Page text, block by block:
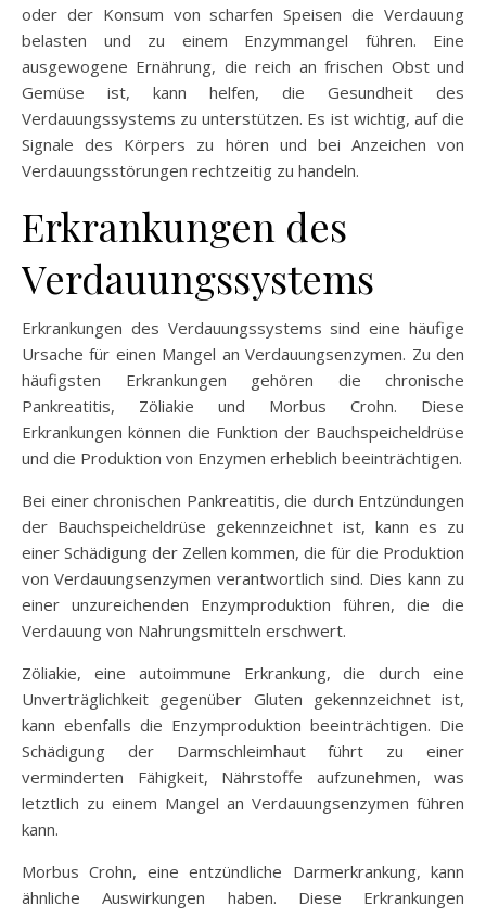
oder der Konsum von scharfen Speisen die Verdauung
belasten und zu einem Enzymmangel führen. Eine
ausgewogene Ernährung, die reich an frischen Obst und
Gemüse ist, kann helfen, die Gesundheit des
Verdauungssystems zu unterstützen. Es ist wichtig, auf die
Signale des Körpers zu hören und bei Anzeichen von
Verdauungsstörungen rechtzeitig zu handeln.
Erkrankungen des
Verdauungssystems
Erkrankungen des Verdauungssystems sind eine häufige
Ursache für einen Mangel an Verdauungsenzymen. Zu den
häufigsten Erkrankungen gehören die chronische
Pankreatitis, Zöliakie und Morbus Crohn. Diese
Erkrankungen können die Funktion der Bauchspeicheldrüse
und die Produktion von Enzymen erheblich beeinträchtigen.
Bei einer chronischen Pankreatitis, die durch Entzündungen
der Bauchspeicheldrüse gekennzeichnet ist, kann es zu
einer Schädigung der Zellen kommen, die für die Produktion
von Verdauungsenzymen verantwortlich sind. Dies kann zu
einer unzureichenden Enzymproduktion führen, die die
Verdauung von Nahrungsmitteln erschwert.
Zöliakie, eine autoimmune Erkrankung, die durch eine
Unverträglichkeit gegenüber Gluten gekennzeichnet ist,
kann ebenfalls die Enzymproduktion beeinträchtigen. Die
Schädigung der Darmschleimhaut führt zu einer
verminderten Fähigkeit, Nährstoffe aufzunehmen, was
letztlich zu einem Mangel an Verdauungsenzymen führen
kann.
Morbus Crohn, eine entzündliche Darmerkrankung, kann
ähnliche Auswirkungen haben. Diese Erkrankungen